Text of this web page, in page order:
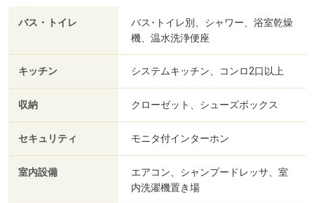
バス・トイレ
バス･トイレ別、シャワー、浴室乾燥
機、温水洗浄便座
キッチン システムキッチン、コンロ2口以上
収納 クローゼット、シューズボックス
セキュリティ モニタ付インターホン
室内設備
エアコン、シャンプードレッサ、室
内洗濯機置き場